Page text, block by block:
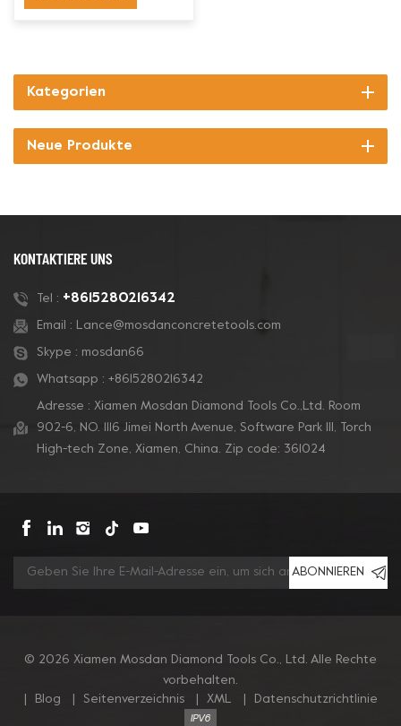
Kategorien
Neue Produkte
KONTAKTIERE UNS
Tel : +8615280216342
Email : Lance@mosdanconcretetools.com
Skype : mosdan66
Whatsapp : +8615280216342
Adresse : Xiamen Mosdan Diamond Tools Co.,Ltd. Room
902-6, NO. 1116 Jimei North Avenue, Software Park Ill, Torch
High-tech Zone, Xiamen, China. Zip code: 361024
ABONNIEREN
© 2026 Xiamen Mosdan Diamond Tools Co., Ltd. Alle Rechte
vorbehalten.
Blog Seitenverzeichnis XML Datenschutzrichtlinie